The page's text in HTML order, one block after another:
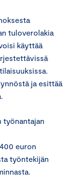
tuloverolakia
käyttää
ja esittää
työnantajan
euron
työntekijän